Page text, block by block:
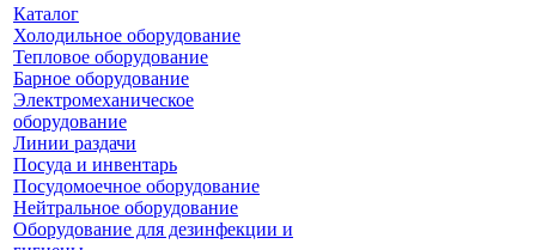
Каталог
Холодильное оборудование
Тепловое оборудование
Барное оборудование
Электромеханическое
оборудование
Линии раздачи
Посуда и инвентарь
Посудомоечное оборудование
Нейтральное оборудование
Оборудование для дезинфекции и